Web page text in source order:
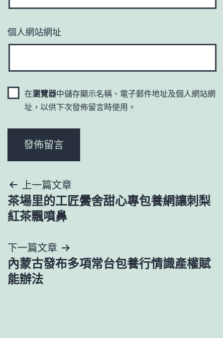
個人網站網址
在瀏覽器中儲存顯示名稱、電子郵件地址及個人網站網
址，以供下次發佈留言時使用。
文
章
覽
上一篇文章
茶場里的工匠黌舍甜心專包養網讓刺梨
紅茶飄噴鼻
下一篇文章
內蒙古發布多項常台包養行情識產權賦
能辦法